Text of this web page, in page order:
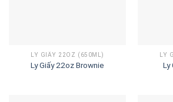
LY GIẤY 22OZ (650ML)
Ly Giấy 22oz Brownie
LY
Ly